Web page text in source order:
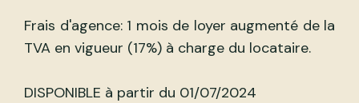
Frais d'agence: 1 mois de loyer augmenté de la
TVA en vigueur (17%) à charge du locataire.
DISPONIBLE à partir du 01/07/2024